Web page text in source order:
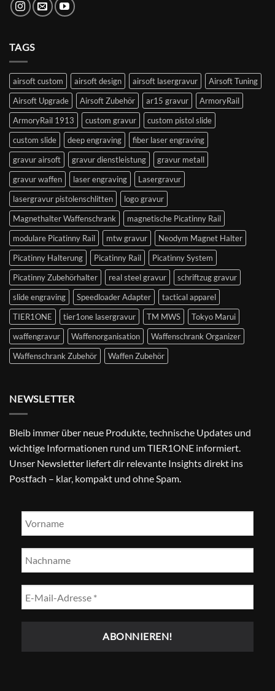
TAGS
airsoft custom airsoft design airsoft lasergravur
Airsoft Tuning
Airsoft Upgrade
Airsoft Zubehör ar15 gravur
ArmoryRail
ArmoryRail 1913
custom gravur
custom pistol slide
custom slide
deep engraving
fiber laser engraving
gravur airsoft
gravur dienstleistung
gravur metall
gravur waffen
laser engraving
Lasergravur
lasergravur pistolenschlitten
logo gravur
Magnethalter Waffenschrank
magnetische Picatinny Rail
modulare Picatinny Rail
mtw gravur
Neodym Magnet Halter
Picatinny Halterung
Picatinny Rail
Picatinny System
Picatinny Zubehörhalter
real steel gravur
schriftzug gravur
slide engraving
Speedloader Adapter
tactical apparel
TIER1ONE
tier1one lasergravur TM MWS
Tokyo Marui
waffengravur
Waffenorganisation
Waffenschrank Organizer
Waffenschrank Zubehör
Waffen Zubehör
NEWSLETTER
Bleib immer über neue Produkte, technische Updates und
wichtige Informationen rund um TIER1ONE informiert.
Unser Newsletter liefert dir relevante Insights direkt ins
Postfach – klar, kompakt und ohne Spam.